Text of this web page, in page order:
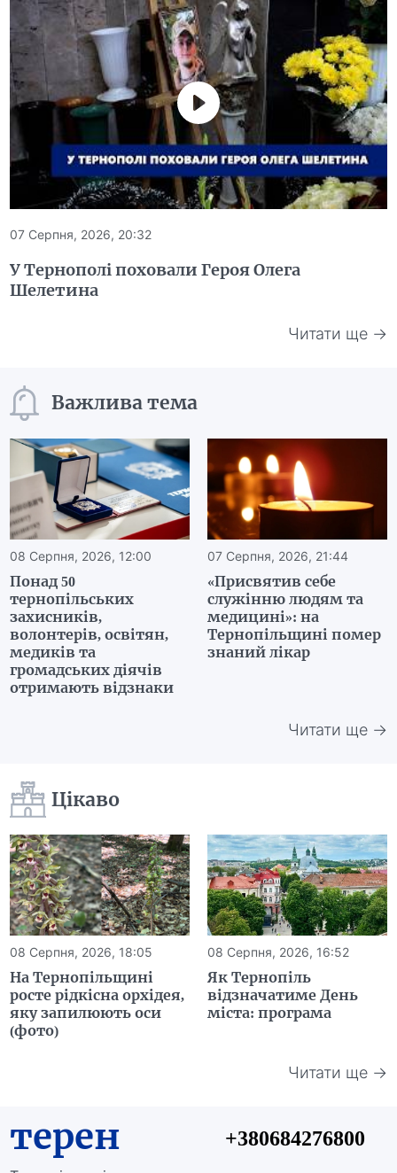
07 Серпня, 2026, 20:32
У Тернополі поховали Героя Олега
Шелетина
Читати ще →
Важлива тема
08 Серпня, 2026, 12:00
Понад 50
тернопільських
захисників,
волонтерів, освітян,
медиків та
громадських діячів
отримають відзнаки
07 Серпня, 2026, 21:44
«Присвятив себе
служінню людям та
медицині»: на
Тернопільщині помер
знаний лікар
Читати ще →
Цікаво
08 Серпня, 2026, 18:05
На Тернопільщині
росте рідкісна орхідея,
яку запилюють оси
(фото)
08 Серпня, 2026, 16:52
Як Тернопіль
відзначатиме День
міста: програма
Читати ще →
терен +380684276800